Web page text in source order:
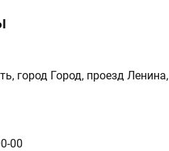
город Город, проезд Ленина,
00